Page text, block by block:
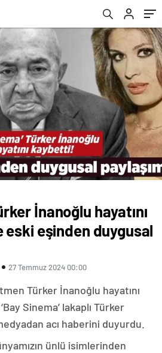
İnanoğlu hayatını
eşinden duygusal
27 Temmuz 2024 00:00
Türker İnanoğlu hayatını
Sinema’ lakaplı Türker
acı haberini duyurdu.
ünlü isimlerinden